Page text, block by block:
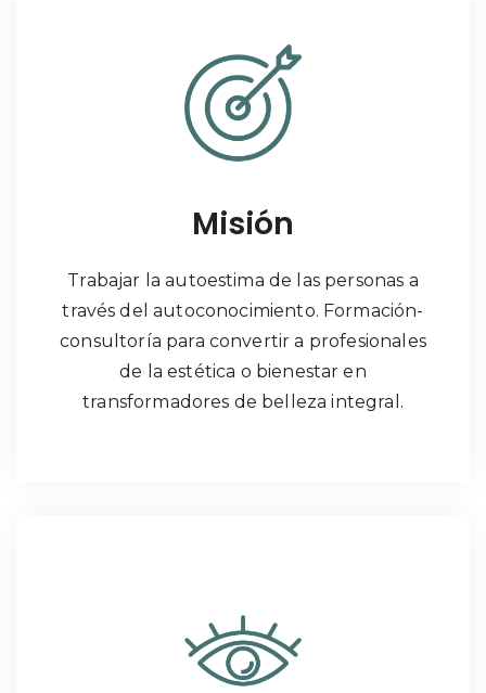
Misión
Trabajar la autoestima de las personas a
través del autoconocimiento. Formación-
consultoría para convertir a profesionales
de la estética o bienestar en
transformadores de belleza integral.